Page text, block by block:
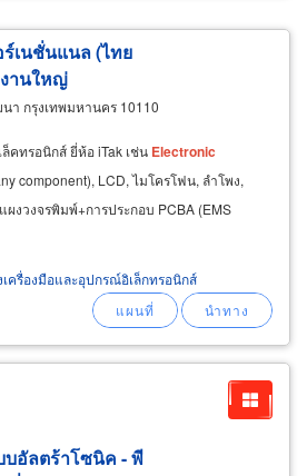
เนชั่นแนล (ไทย
านใหญ่
า กรุงเทพมหานคร 10110
คทรอนิกส์ ยี่ห้อ iTak เช่น Electronic
component), LCD, ไมโครโฟน, ลำโพง,
ผงวงจรพิมพ์+การประกอบ PCBA (EMS
ครื่องมือและอุปกรณ์อิเล็กทรอนิกส์
บอัลตร้าโซนิค - พี